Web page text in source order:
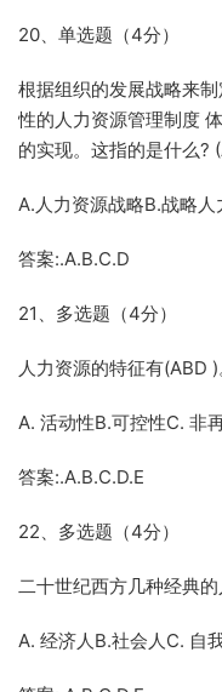
20、单选题（4分）
根据组织的发展战略来
性的人力资源管理制度
的实现。这指的是什么?
A.人力资源战略B.战略
答案:.A.B.C.D
21、多选题（4分）
人力资源的特征有(ABD )
A. 活动性B.可控性C. 非
答案:.A.B.C.D.E
22、多选题（4分）
二十世纪西方几种经典的
A. 经济人B.社会人C. 自